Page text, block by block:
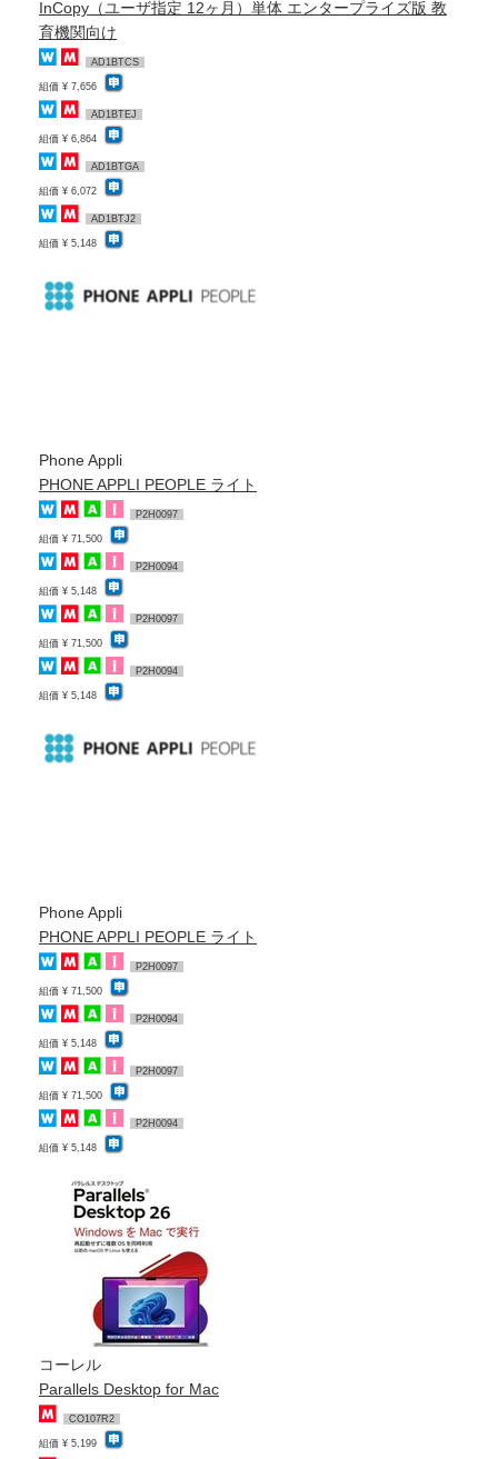
InCopy（ユーザ指定 12ヶ月）単体 エンタープライズ版 教
育機関向け
AD1BTCS
組価 ¥ 7,656
AD1BTEJ
組価 ¥ 6,864
AD1BTGA
組価 ¥ 6,072
AD1BTJ2
組価 ¥ 5,148
Phone Appli
PHONE APPLI PEOPLE ライト
P2H0097
組価 ¥ 71,500
P2H0094
組価 ¥ 5,148
P2H0097
組価 ¥ 71,500
P2H0094
組価 ¥ 5,148
Phone Appli
PHONE APPLI PEOPLE ライト
P2H0097
組価 ¥ 71,500
P2H0094
組価 ¥ 5,148
P2H0097
組価 ¥ 71,500
P2H0094
組価 ¥ 5,148
コーレル
Parallels Desktop for Mac
CO107R2
組価 ¥ 5,199